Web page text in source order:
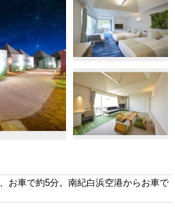
お車で約5分。南紀白浜空港からお車で